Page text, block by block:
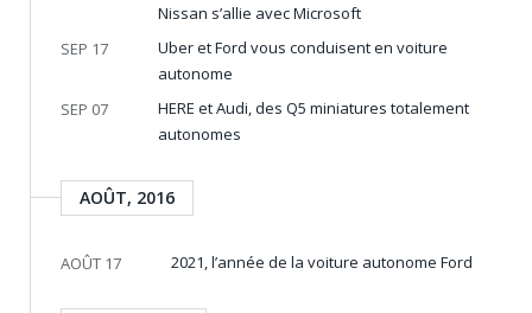
Nissan s’allie avec Microsoft
SEP 17
Uber et Ford vous conduisent en voiture
autonome
SEP 07
HERE et Audi, des Q5 miniatures totalement
autonomes
AOÛT, 2016
AOÛT 17 2021, l’année de la voiture autonome Ford